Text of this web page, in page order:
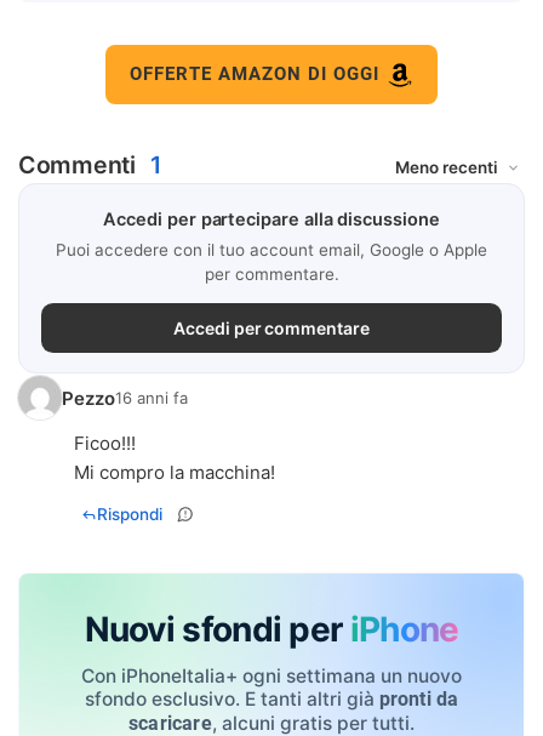
OFFERTE AMAZON DI OGGI
Commenti 1
Accedi per partecipare alla discussione
Puoi accedere con il tuo account email, Google o Apple
per commentare.
Accedi per commentare
Pezzo16 anni fa
Ficoo!!!
Mi compro la macchina!
Rispondi
Nuovi sfondi per iPhone
Con iPhoneItalia+ ogni settimana un nuovo
sfondo esclusivo. E tanti altri già pronti da
scaricare, alcuni gratis per tutti.